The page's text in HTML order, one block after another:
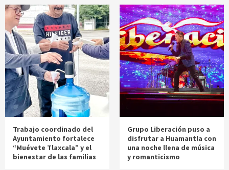
Trabajo coordinado del
Ayuntamiento fortalece
“Muévete Tlaxcala” y el
bienestar de las familias
Grupo Liberación puso a
disfrutar a Huamantla con
una noche llena de música
y romanticismo